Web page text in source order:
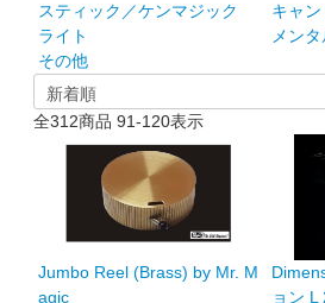
スティック／ケンマジック
キャ
ライト
メン
その他
全312商品91-120表示
Jumbo Reel (Brass) by Mr. M
agic
ョン L